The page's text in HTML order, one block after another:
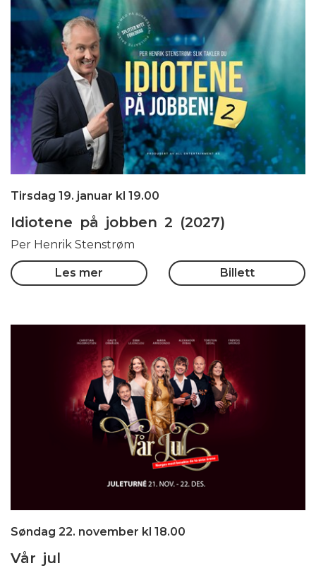
Tirsdag 19. januar kl 19.00
Idiotene på jobben 2 (2027)
Per Henrik Stenstrøm
Les mer Billett
Søndag 22. november kl 18.00
Vår jul